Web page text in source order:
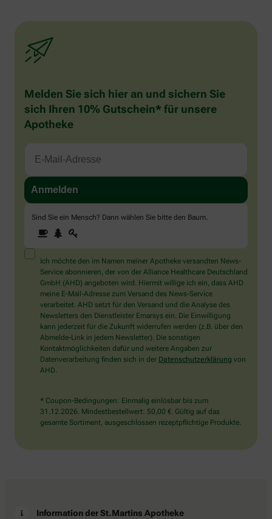
Melden Sie sich hier an und sichern Sie
sich Ihren 10% Gutschein* für unsere
Apotheke
Sind Sie ein Mensch? Dann wählen Sie bitte den Baum.
Sind
Sie
ein
Mensch?
Dann
wählen
Sie
bitte
den
Baum.
1 2
Ich möchte den im Namen meiner Apotheke versandten News-
Service abonnieren, der von der Alliance Healthcare Deutschland
GmbH (AHD) angeboten wird. Hiermit willige ich ein, dass AHD
meine E-Mail-Adresse zum Versand des News-Service
verarbeitet. AHD setzt für den Versand und die Analyse des
Newsletters den Dienstleister Emarsys ein. Die Einwilligung
kann jederzeit für die Zukunft widerrufen werden (z.B. über den
Abmelde-Link in jedem Newsletter). Die sonstigen
Kontaktmöglichkeiten dafür und weitere Angaben zur
Datenverarbeitung finden sich in der Datenschutzerklärung von
AHD.
* Coupon-Bedingungen: Einmalig einlösbar bis zum
31.12.2026. Mindestbestellwert: 50,00 €. Gültig auf das
gesamte Sortiment, ausgeschlossen rezeptpflichtige Produkte.
Information der St.Martins Apotheke